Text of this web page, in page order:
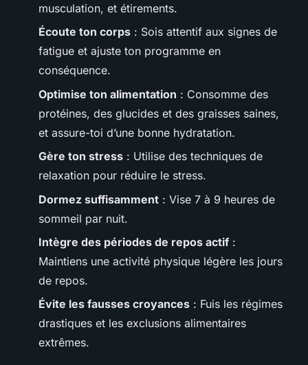
musculation, et étirements.
Écoute ton corps : Sois attentif aux signes de
fatigue et ajuste ton programme en
conséquence.
Optimise ton alimentation : Consomme des
protéines, des glucides et des graisses saines,
et assure-toi d’une bonne hydratation.
Gère ton stress : Utilise des techniques de
relaxation pour réduire le stress.
Dormez suffisamment : Vise 7 à 9 heures de
sommeil par nuit.
Intègre des périodes de repos actif :
Maintiens une activité physique légère les jours
de repos.
Évite les fausses croyances : Fuis les régimes
drastiques et les exclusions alimentaires
extrêmes.